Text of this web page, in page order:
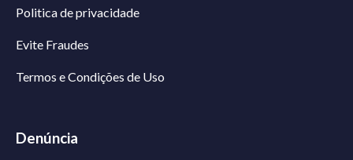
Politica de privacidade
Evite Fraudes
Termos e Condições de Uso
Denúncia